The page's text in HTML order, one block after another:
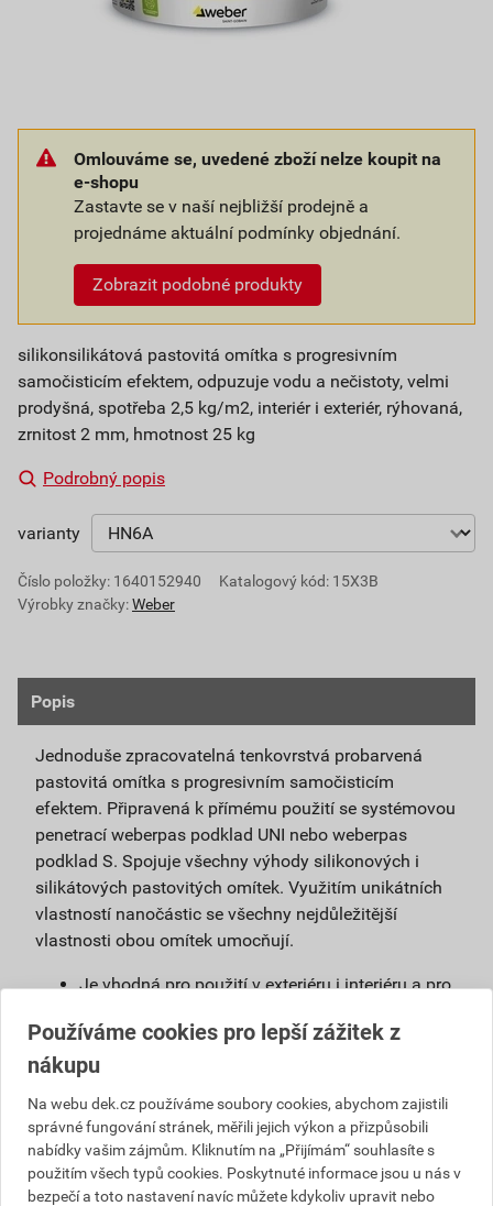
Omlouváme se, uvedené zboží nelze koupit na
e-shopu
Zastavte se v naší nejbližší prodejně a
projednáme aktuální podmínky objednání.
Zobrazit podobné produkty
silikonsilikátová pastovitá omítka s progresivním
samočisticím efektem, odpuzuje vodu a nečistoty, velmi
prodyšná, spotřeba 2,5 kg/m2, interiér i exteriér, rýhovaná,
zrnitost 2 mm, hmotnost 25 kg
Podrobný popis
varianty
Číslo položky: 1640152940
Katalogový kód: 15X3B
Výrobky značky:Weber
Popis
Jednoduše zpracovatelná tenkovrstvá probarvená
pastovitá omítka s progresivním samočisticím
efektem. Připravená k přímému použití se systémovou
penetrací weberpas podklad UNI nebo weberpas
podklad S. Spojuje všechny výhody silikonových i
silikátových pastovitých omítek. Využitím unikátních
vlastností nanočástic se všechny nejdůležitější
vlastnosti obou omítek umocňují.
Je vhodná pro použití v exteriéru i interiéru a pro
na vlhké zdivo.
Použitím samočisticí omítky weberpas
fasády a podstatně snižují náklady na její
údržbu.
Díky velmi malému podílu organických částic
obsažených v omítce, vzniká na povrchu omítky
Používáme cookies pro lepší zážitek z
nákupu
Na webu dek.cz používáme soubory cookies, abychom zajistili
správné fungování stránek, měřili jejich výkon a přizpůsobili
nabídky vašim zájmům. Kliknutím na „Přijímám“ souhlasíte s
použitím všech typů cookies. Poskytnuté informace jsou u nás v
bezpečí a toto nastavení navíc můžete kdykoliv upravit nebo